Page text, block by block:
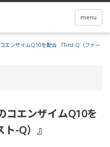
menu
エンザイムQ10を配合 『First-Q（ファー
コエンザイムQ10を
-Q）』